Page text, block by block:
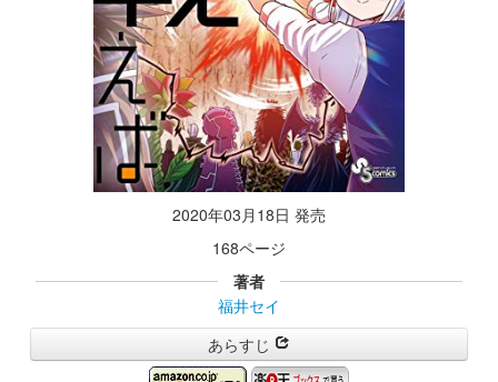
2020年03月18日 発売
168ページ
著者
福井セイ
あらすじ